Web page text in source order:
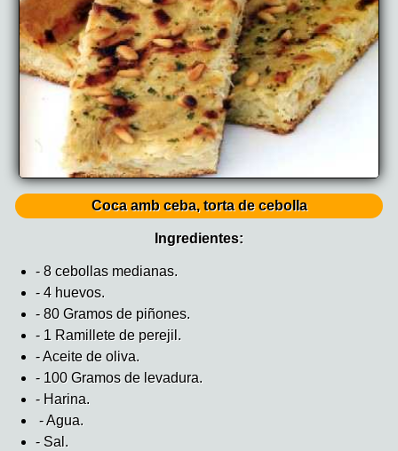
Coca amb ceba, torta de cebolla
Ingredientes:
- 8 cebollas medianas.
- 4 huevos.
- 80 Gramos de piñones.
- 1 Ramillete de perejil.
- Aceite de oliva.
- 100 Gramos de levadura.
- Harina.
- Agua.
- Sal.